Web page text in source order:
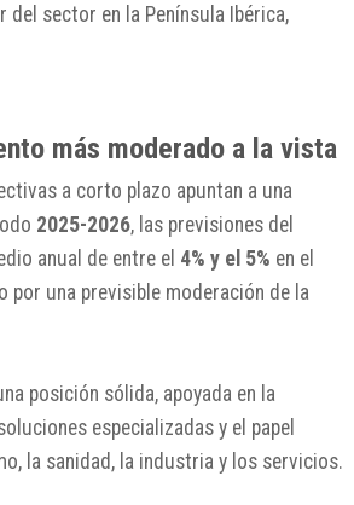
sector en la Península Ibérica,
más moderado a la vista
a corto plazo apuntan a una
2025-2026, las previsiones del
anual de entre el 4% y el 5% en el
por una previsible moderación de la
posición sólida, apoyada en la
especializadas y el papel
la sanidad, la industria y los servicios.